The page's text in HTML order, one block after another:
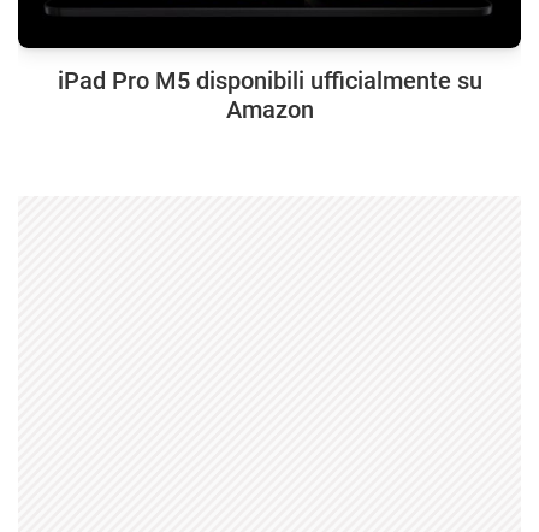
iPad Pro M5 disponibili ufficialmente su
Amazon